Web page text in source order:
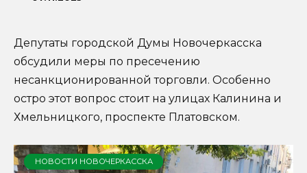
Депутаты городской Думы Новочеркасска
обсудили меры по пресечению
несанкционированной торговли. Особенно
остро этот вопрос стоит на улицах Калинина и
Хмельницкого, проспекте Платовском.
НОВОСТИ НОВОЧЕРКАССКА